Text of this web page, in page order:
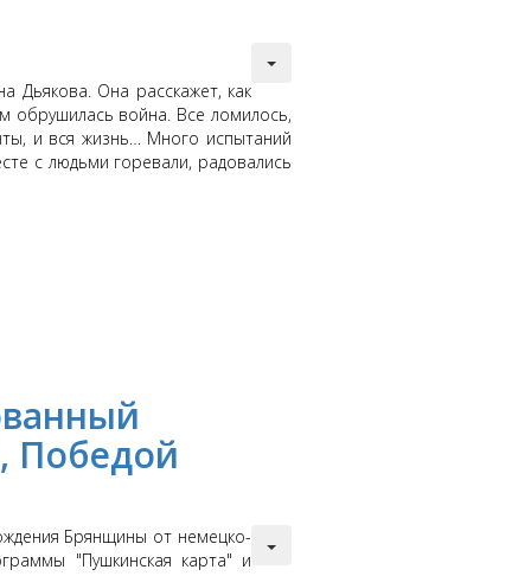
Дьякова. Она расскажет, как
обрушилась война. Все ломилось,
и вся жизнь… Много испытаний
с людьми горевали, радовались
Победой
Брянщины от немецко-
"Пушкинская карта" и